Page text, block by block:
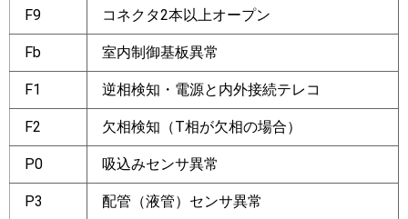
F9 コネクタ2本以上オープン
Fb 室内制御基板異常
F1 逆相検知・電源と内外接続テレコ
F2 欠相検知（T相が欠相の場合）
P0 吸込みセンサ異常
P3 配管（液管）センサ異常